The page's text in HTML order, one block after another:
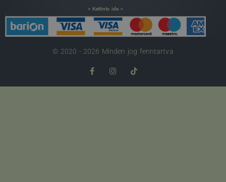
> Kattints ide <
© 2020 - 2026 Minden jog fenntartva